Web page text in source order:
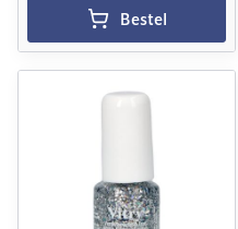
Bestel